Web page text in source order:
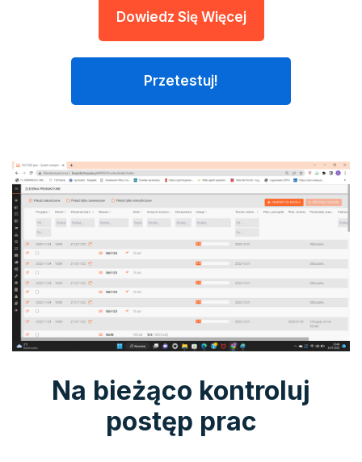
Dowiedz Się Więcej
Przetestuj!
Na bieżąco kontroluj
postęp prac